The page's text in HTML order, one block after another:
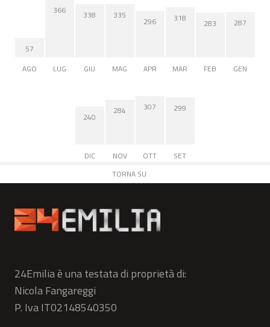
57
AGO
366
LUG
338
GIU
335
MAG
296
APR
318
MAR
283
FEB
287
GEN
240
DIC
284
NOV
307
OTT
299
SET
TORNA SU
24Emilia è una testata di proprietà di:
Nicola Fangareggi
P. Iva IT02148540350